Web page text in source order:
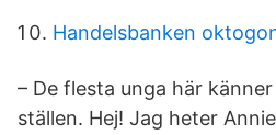
Handelsbanken
– De flesta unga här
ställen. Hej! Jag heter